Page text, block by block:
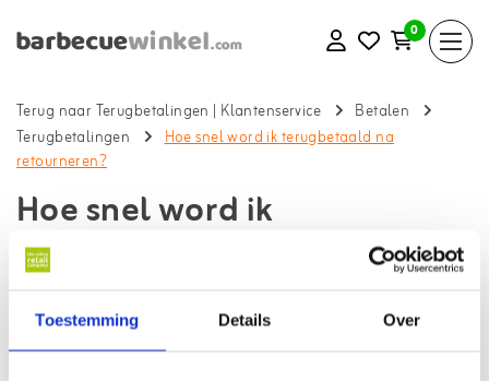
Toestemming Details Over
0
Terug naar Terugbetalingen | Klantenservice
Betalen
Terugbetalingen
Hoe snel word ik terugbetaald na
retourneren?
Hoe snel word ik
terugbetaald na
Terug naar klantenservice